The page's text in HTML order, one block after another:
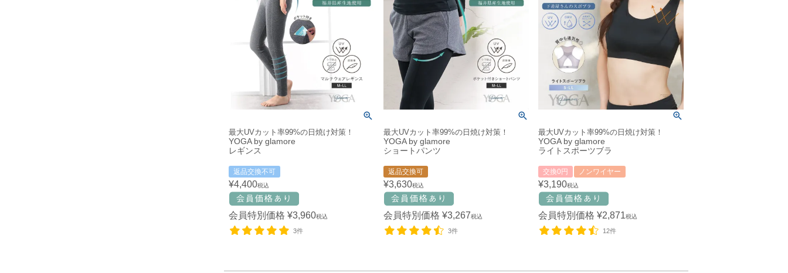
最大UVカット率99%の日焼け対策！
YOGA by glamore
レギンス
返品交換不可
¥4,400税込
会員特別価格 ¥3,960税込
3件
最大UVカット率99%の日焼け対策！
YOGA by glamore
ショートパンツ
返品交換可
¥3,630税込
会員特別価格 ¥3,267税込
3件
最大UVカット率99%の日焼け対策！
YOGA by glamore
ライトスポーツブラ
交換0円 ノンワイヤー
¥3,190税込
会員特別価格 ¥2,871税込
12件